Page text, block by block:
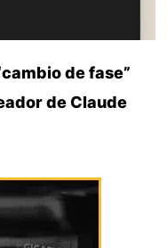
de fase”
de Claude